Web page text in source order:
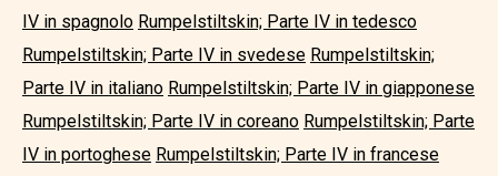
IV in spagnolo Rumpelstiltskin; Parte IV in tedesco
Rumpelstiltskin; Parte IV in svedese Rumpelstiltskin;
Parte IV in italiano Rumpelstiltskin; Parte IV in giapponese
Rumpelstiltskin; Parte IV in coreano Rumpelstiltskin; Parte
IV in portoghese Rumpelstiltskin; Parte IV in francese